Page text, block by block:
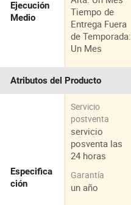
Ejecución
Medio
Tiempo de
Entrega Fuera
de Temporada:
Un Mes
Atributos del Producto
Especifica
ción
Servicio
postventa
servicio
posventa las
24 horas
Garantía
un año